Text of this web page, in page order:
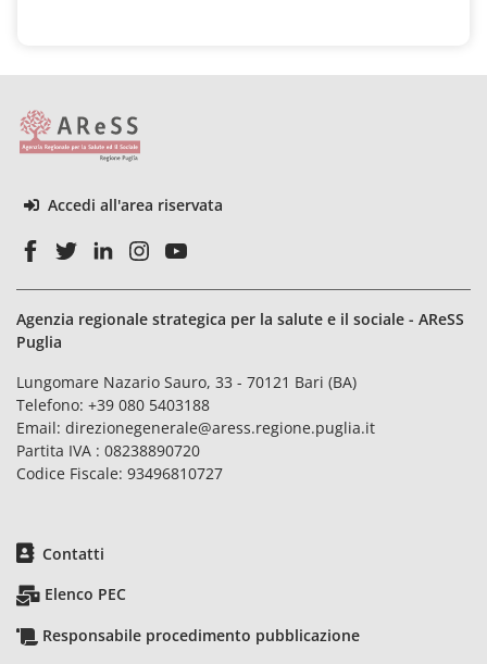
Accedi all'area riservata
Agenzia regionale strategica per la salute e il sociale - AReSS
Puglia
Lungomare Nazario Sauro, 33 - 70121 Bari (BA)
Telefono: +39 080 5403188
Email: direzionegenerale@aress.regione.puglia.it
Partita IVA : 08238890720
Codice Fiscale: 93496810727
Contatti
Elenco PEC
Responsabile procedimento pubblicazione